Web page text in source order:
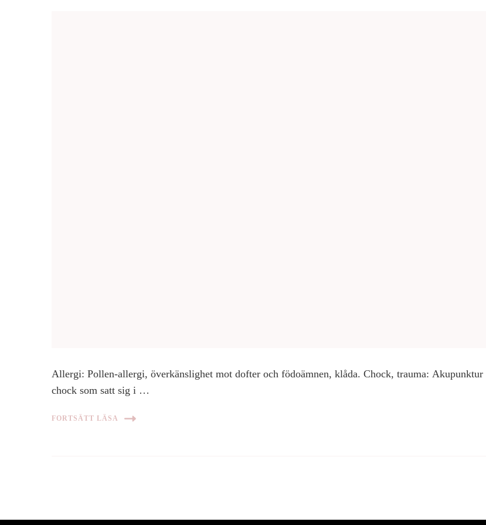
Allergi: Pollen-allergi, överkänslighet mot dofter och födoämnen, klåda. Chock, trauma: Akupunktur
chock som satt sig i …
FORTSÄTT LÄSA